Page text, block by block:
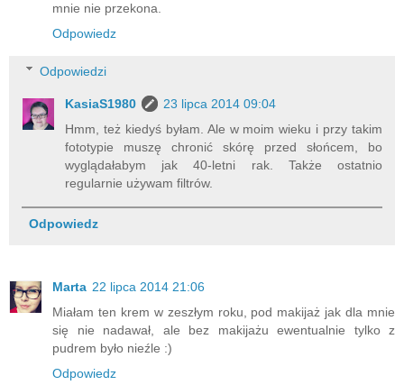
mnie nie przekona.
Odpowiedz
Odpowiedzi
KasiaS1980
23 lipca 2014 09:04
Hmm, też kiedyś byłam. Ale w moim wieku i przy takim
fototypie muszę chronić skórę przed słońcem, bo
wyglądałabym jak 40-letni rak. Także ostatnio
regularnie używam filtrów.
Odpowiedz
Marta 22 lipca 2014 21:06
Miałam ten krem w zeszłym roku, pod makijaż jak dla mnie
się nie nadawał, ale bez makijażu ewentualnie tylko z
pudrem było nieźle :)
Odpowiedz